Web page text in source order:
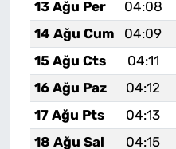
13 Ağu Per
04:08
14 Ağu Cum
04:09
15 Ağu Cts
04:11
16 Ağu Paz
04:12
17 Ağu Pts
04:13
18 Ağu Sal
04:15